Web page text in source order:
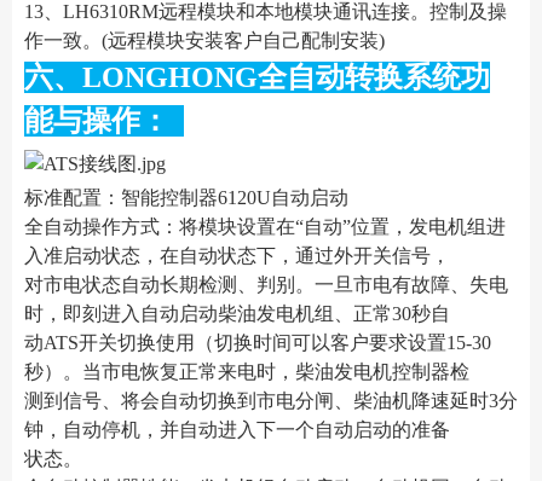
13、LH6310RM远程模块和本地模块通讯连接。控制及操
作一致。(远程模块安装客户自己配制安装)
六、LONGHONG全自动转换系统功
能与操作：
标准配置：智能控制器6120U自动启动
全自动操作方式：将模块设置在“自动”位置，发电机组进
入准启动状态，在自动状态下，通过外开关信号，
对市电状态自动长期检测、判别。一旦市电有故障、失电
时，即刻进入自动启动柴油发电机组、正常30秒自
动ATS开关切换使用（切换时间可以客户要求设置15-30
秒）。当市电恢复正常来电时，柴油发电机控制器检
测到信号、将会自动切换到市电分闸、柴油机降速延时3分
钟，自动停机，并自动进入下一个自动启动的准备
状态。